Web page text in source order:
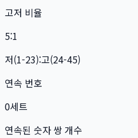
고저 비율
5:1
저(1-23):고(24-45)
연속 번호
0세트
연속된 숫자 쌍 개수